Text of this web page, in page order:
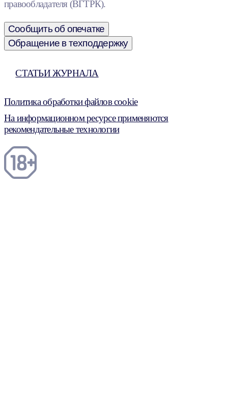
правообладателя (ВГТРК).
Сообщить об опечатке
Обращение в техподдержку
СТАТЬИ ЖУРНАЛА
Политика обработки файлов cookie
На информационном ресурсе применяются
рекомендательные технологии